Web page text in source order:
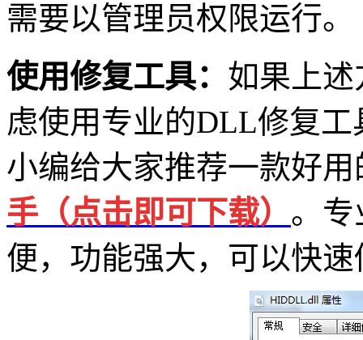
需要以管理员权限运行。
使用修复工具： 如果上
虑使用专业的DLL修复
小编给大家推荐一款好
手（点击即可下载） 。专
便，功能强大，可以快